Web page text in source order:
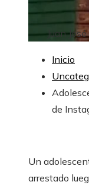
Juan
Inicio
de
Un
arrestado